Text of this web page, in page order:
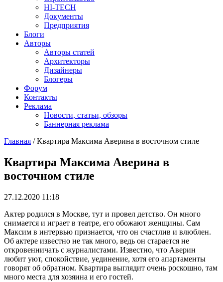
HI-TECH
Документы
Предприятия
Блоги
Авторы
Авторы статей
Архитекторы
Дизайнеры
Блогеры
Форум
Контакты
Реклама
Новости, статьи, обзоры
Баннерная реклама
Главная / Квартира Максима Аверина в восточном стиле
Квартира Максима Аверина в
восточном стиле
27.12.2020 11:18
Актер родился в Москве, тут и провел детство. Он много
снимается и играет в театре, его обожают женщины. Сам
Максим в интервью признается, что он счастлив и влюблен.
Об актере известно не так много, ведь он старается не
откровенничать с журналистами. Известно, что Аверин
любит уют, спокойствие, уединение, хотя его апартаменты
говорят об обратном. Квартира выглядит очень роскошно, там
много места для хозяина и его гостей.